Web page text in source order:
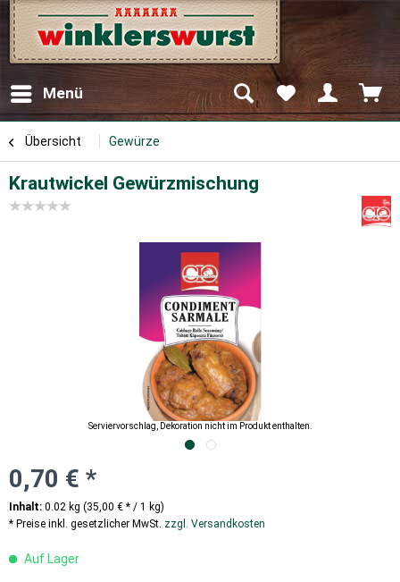
Menü
Übersicht Gewürze
Krautwickel Gewürzmischung
Serviervorschlag, Dekoration nicht im Produkt enthalten.
0,70 € *
Inhalt: 0.02 kg (35,00 € * / 1 kg)
* Preise inkl. gesetzlicher MwSt. zzgl. Versandkosten
Auf Lager